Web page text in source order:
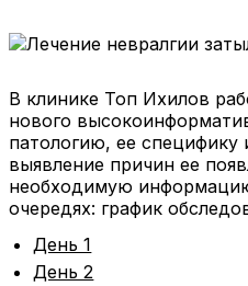
В клинике Топ Ихилов
нового
патологию, ее специфику
выявление причин ее
необходимую
очередях: график
День 1
День 2